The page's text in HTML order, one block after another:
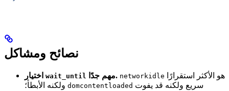
نصائح ومشاكل
wait_until مهم جدًا. networkidle
domcontentloaded